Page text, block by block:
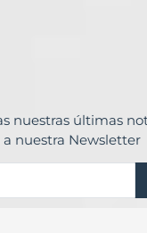
nuestras últimas
nuestra Newsletter